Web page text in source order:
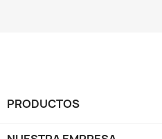
PRODUCTOS